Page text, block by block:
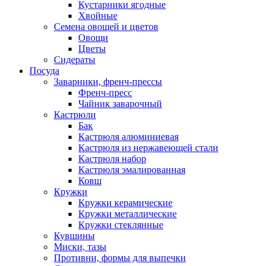
Кустарники ягодные
Хвойные
Семена овощей и цветов
Овощи
Цветы
Сидераты
Посуда
Заварники, френч-прессы
Френч-пресс
Чайник заварочный
Кастрюли
Бак
Кастрюля алюминиевая
Кастрюля из нержавеющей стали
Кастрюля набор
Кастрюля эмалированная
Ковш
Кружки
Кружки керамические
Кружки металлические
Кружки стеклянные
Кувшины
Миски, тазы
Противни, формы для выпечки